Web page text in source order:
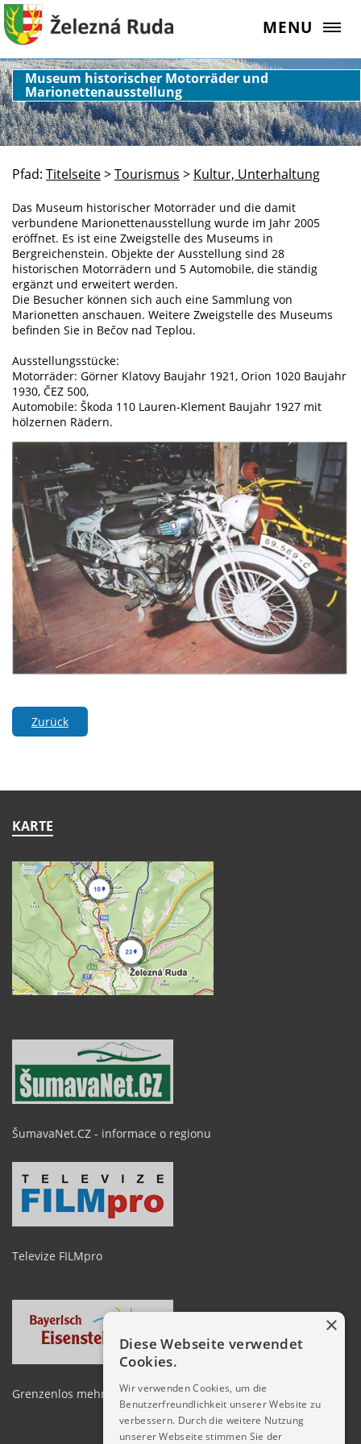
MENU
Museum historischer Motorräder und
Marionettenausstellung
Pfad: Titelseite>Tourismus > Kultur, Unterhaltung
Das Museum historischer Motorräder und die damit
verbundene Marionettenausstellung wurde im Jahr 2005
eröffnet. Es ist eine Zweigstelle des Museums in
Bergreichenstein. Objekte der Ausstellung sind 28
historischen Motorrädern und 5 Automobile, die ständig
ergänzt und erweitert werden.
Die Besucher können sich auch eine Sammlung von
Marionetten anschauen. Weitere Zweigstelle des Museums
befinden Sie in Bečov nad Teplou.
Ausstellungsstücke:
Motorräder: Görner Klatovy Baujahr 1921, Orion 1020 Baujahr
1930, ČEZ 500,
Automobile: Škoda 110 Lauren-Klement Baujahr 1927 mit
hölzernen Rädern.
Zurück
KARTE
ŠumavaNet.CZ - informace o regionu
Televize FILMpro
Grenzenlos mehr erleben zwischen Arber und Spicak
×
Diese Webseite verwendet
Cookies.
Wir verwenden Cookies, um die
Benutzerfreundlichkeit unserer Website zu
verbessern. Durch die weitere Nutzung
unserer Webseite stimmen Sie der